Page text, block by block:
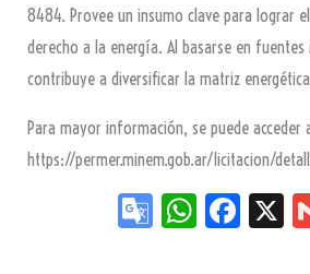
8484. Provee un insumo clave para lograr
derecho a la energía. Al basarse en
contribuye a diversificar la matriz
Para mayor información, se puede acceder
https://permer.minem.gob.ar/licitacion/
Go W
Fa
X